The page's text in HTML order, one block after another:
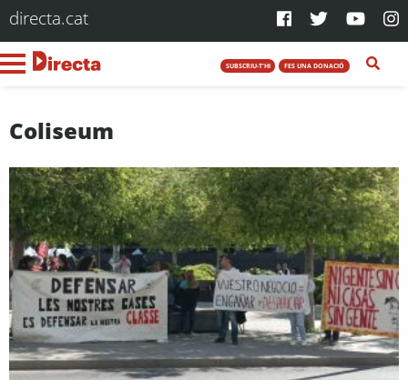
directa.cat
SUBSCRIU-T'HI FES UNA DONACIÓ
Coliseum